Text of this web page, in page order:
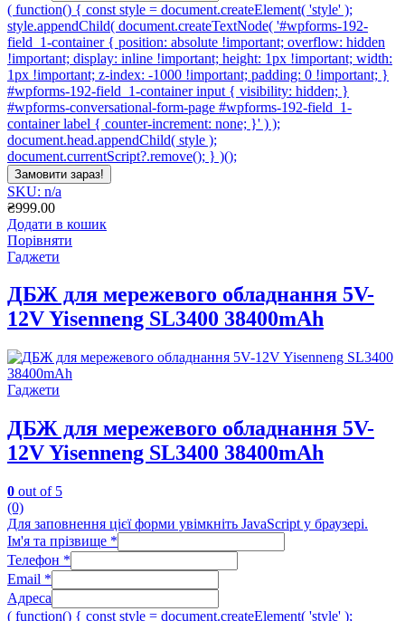
( function() { const style = document.createElement( 'style' );
style.appendChild( document.createTextNode( '#wpforms-192-
field_1-container { position: absolute !important; overflow: hidden
!important; display: inline !important; height: 1px !important; width:
1px !important; z-index: -1000 !important; padding: 0 !important; }
#wpforms-192-field_1-container input { visibility: hidden; }
#wpforms-conversational-form-page #wpforms-192-field_1-
container label { counter-increment: none; }' ) );
document.head.appendChild( style );
document.currentScript?.remove(); } )();
Замовити зараз!
SKU: n/a
₴999.00
Додати в кошик
Порівняти
Гаджети
ДБЖ для мережевого обладнання 5V-
12V Yisenneng SL3400 38400mAh
Гаджети
ДБЖ для мережевого обладнання 5V-
12V Yisenneng SL3400 38400mAh
0 out of 5
(0)
Для заповнення цієї форми увімкніть JavaScript у браузері.
Ім'я та прізвище *
Телефон *
Email *
Адреса
( function() { const style = document.createElement( 'style' );